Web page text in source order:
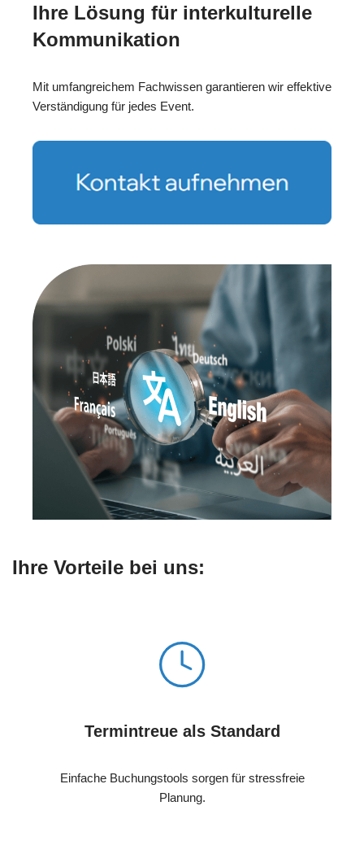
Ihre Lösung für interkulturelle
Kommunikation
Mit umfangreichem Fachwissen garantieren wir effektive
Verständigung für jedes Event.
Ihre Vorteile bei uns:
Termintreue als Standard
Einfache Buchungstools sorgen für stressfreie
Planung.